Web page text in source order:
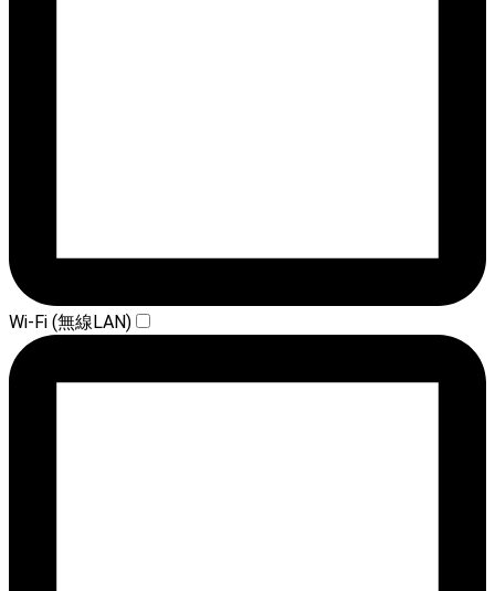
Wi-Fi (無線LAN)